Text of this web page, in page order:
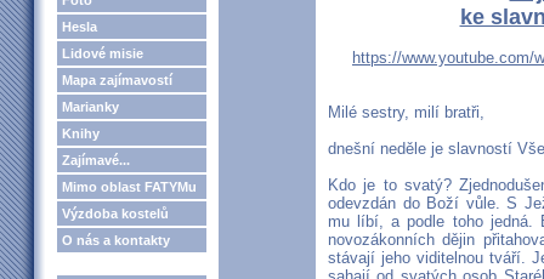
Hesla
Lidové misie
Mapa zajímavostí
Marianky
Knihy
Zajímavé...
Mimo oblast FATYMu
Výzdoba kostelů
O nás a kontakty
ke
https://www.youtube.com/
Milé sestry, milí bratři,
dnešní neděle je slavností
Kdo je to svatý?
odevzdán do Boží vůle. S
mu líbí, a podle toho jedná.
novozákonních dějin
stávají jeho viditelnou tváří.